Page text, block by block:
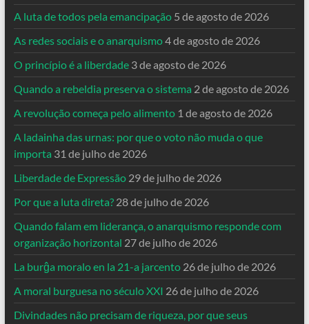
A luta de todos pela emancipação 5 de agosto de 2026
As redes sociais e o anarquismo4 de agosto de 2026
O princípio é a liberdade 3 de agosto de 2026
Quando a rebeldia preserva o sistema 2 de agosto de 2026
A revolução começa pelo alimento 1 de agosto de 2026
A ladainha das urnas: por que o voto não muda o que
importa 31 de julho de 2026
Liberdade de Expressão 29 de julho de 2026
Por que a luta direta? 28 de julho de 2026
Quando falam em liderança, o anarquismo responde com
organização horizontal 27 de julho de 2026
La burĝa moralo en la 21-a jarcento 26 de julho de 2026
A moral burguesa no século XXI 26 de julho de 2026
Divindades não precisam de riqueza, por que seus